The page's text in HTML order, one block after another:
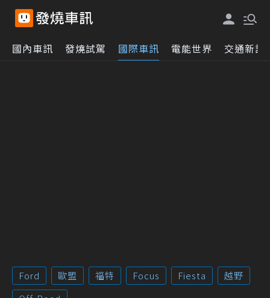
國內車訊 發燒試駕 國際車訊 電能世界 交通新訊
Ford 歐盟 福特 Focus Fiesta
越野